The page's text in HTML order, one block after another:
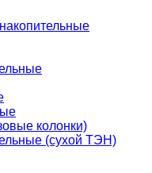
колонки)
(сухой ТЭН)